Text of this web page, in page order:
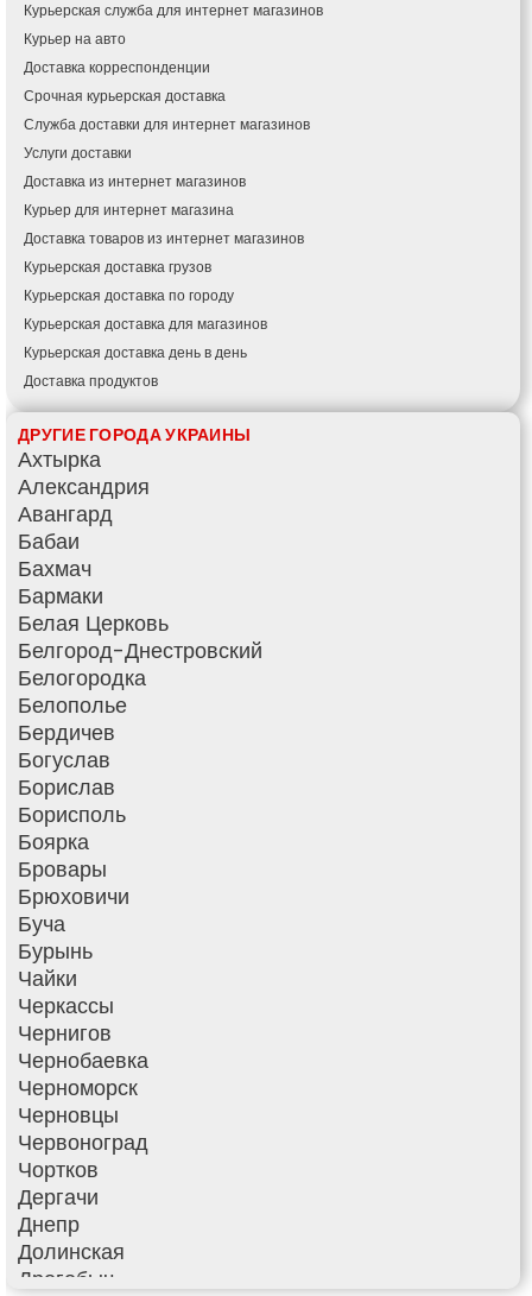
Курьерская служба для интернет магазинов
Курьер на авто
Доставка корреспонденции
Срочная курьерская доставка
Служба доставки для интернет магазинов
Услуги доставки
Доставка из интернет магазинов
Курьер для интернет магазина
Доставка товаров из интернет магазинов
Курьерская доставка грузов
Курьерская доставка по городу
Курьерская доставка для магазинов
Курьерская доставка день в день
Доставка продуктов
Купить и доставить
Обратная доставка
Быстрая курьерская доставка
Доставка за 60 минут
Доставить товар клиенту
Заказ еды на дом
АТБ доставка
Сильпо доставка
Варус доставка
Ашан доставка
ДРУГИЕ ГОРОДА УКРАИНЫ
Ахтырка
Александрия
Авангард
Бабаи
Бахмач
Бармаки
Белая Церковь
Белгород-Днестровский
Белогородка
Белополье
Бердичев
Богуслав
Борислав
Борисполь
Боярка
Бровары
Брюховичи
Буча
Бурынь
Чайки
Черкассы
Чернигов
Чернобаевка
Черноморск
Черновцы
Червоноград
Чортков
Дергачи
Днепр
Долинская
Дрогобыч